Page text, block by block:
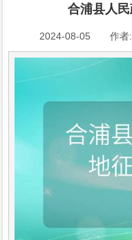
合浦县人
2024-08-05 作者: